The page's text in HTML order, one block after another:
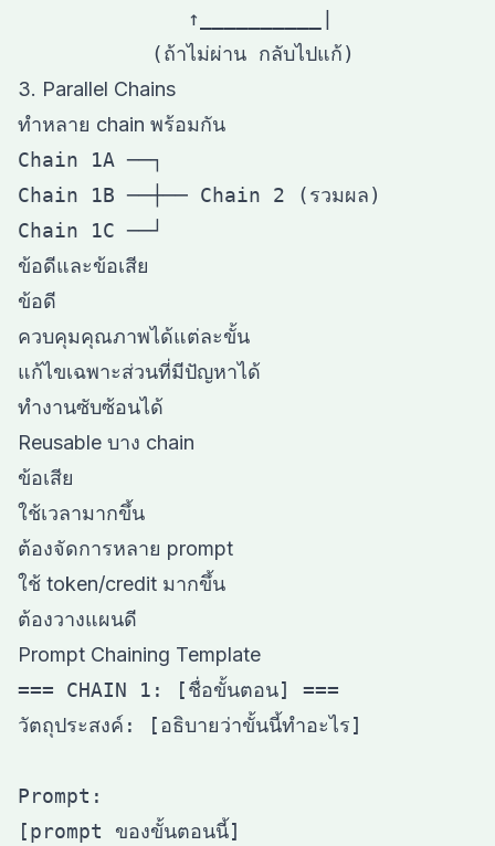
              ↑__________|
3. Parallel Chains
ทำหลาย chain พร้อมกัน
Chain 1A ──┐
Chain 1B ──┼── Chain 2 (รวมผล)
ข้อดีและข้อเสีย
ข้อดี
ควบคุมคุณภาพได้แต่ละขั้น
แก้ไขเฉพาะส่วนที่มีปัญหาได้
ทำงานซับซ้อนได้
Reusable บาง chain
ข้อเสีย
ใช้เวลามากขึ้น
ต้องจัดการหลาย prompt
ใช้ token/credit มากขึ้น
ต้องวางแผนดี
Prompt Chaining Template
=== CHAIN 1: [ชื่อขั้นตอน] ===
วัตถุประสงค์: [อธิบายว่าขั้นนี้ทำอะไร]
Prompt:
[prompt ของขั้นตอนนี้]